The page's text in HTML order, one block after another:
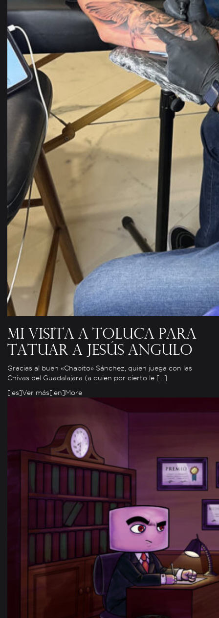
Mi visita a Toluca para
tatuar a Jesús Angulo
Gracias al buen «Chapito» Sánchez, quien juega con las
Chivas del Guadalajara (a quien por cierto le […]
[:es]Ver más[:en]More